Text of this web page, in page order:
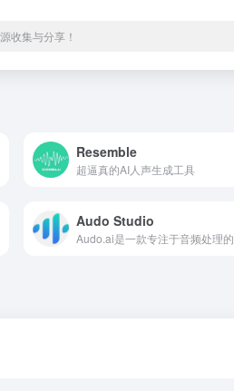
收集与分享！
Resemble
超逼真的AI人声生成工具
Audo Studio